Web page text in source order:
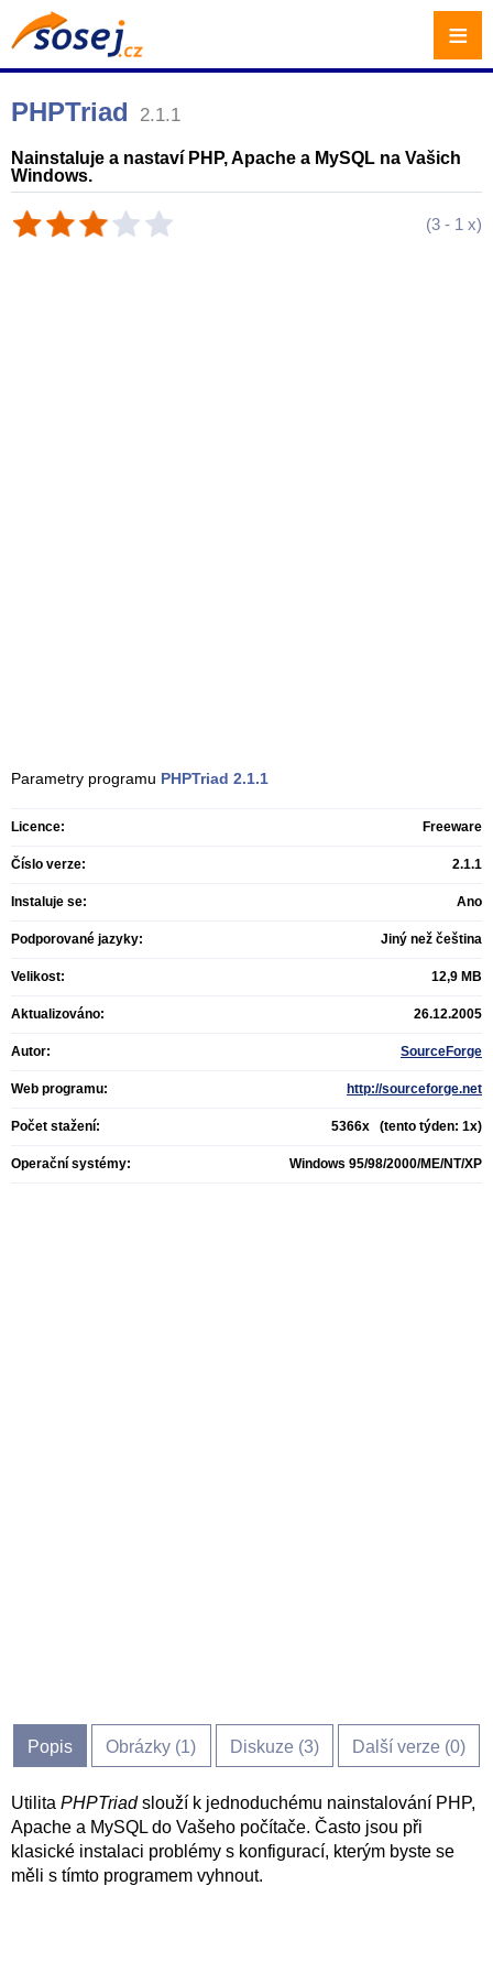
PHPTriad 2.1.1
Nainstaluje a nastaví PHP, Apache a MySQL na Vašich
Windows.
(3 - 1 x)
Parametry programu PHPTriad 2.1.1
Licence: Freeware
Číslo verze: 2.1.1
Instaluje se: Ano
Podporované jazyky: Jiný než čeština
Velikost: 12,9 MB
Aktualizováno: 26.12.2005
Autor: SourceForge
Web programu: http://sourceforge.net
Počet stažení: 5366x (tento týden: 1x)
Operační systémy: Windows 95/98/2000/ME/NT/XP
Popis Obrázky (1) Diskuze (3) Další verze (0)
Utilita PHPTriadslouží k jednoduchému nainstalování PHP,
Apache a MySQL do Vašeho počítače. Často jsou při
klasické instalaci problémy s konfigurací, kterým byste se
měli s tímto programem vyhnout.
≡